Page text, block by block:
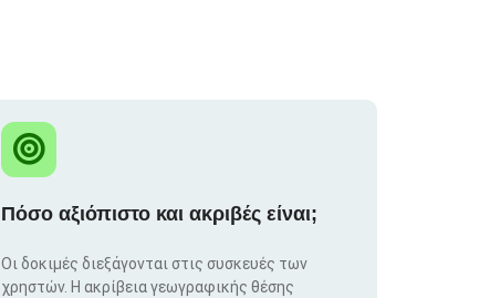
Πόσο αξιόπιστο και ακριβές είναι;
Οι δοκιμές διεξάγονται στις συσκευές των
χρηστών. Η ακρίβεια γεωγραφικής θέσης